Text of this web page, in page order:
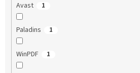
Avast 1
Paladins 1
WinPDF 1